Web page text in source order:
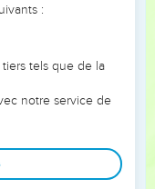
σοι ὅτι ἡ ἀδελφή
εἰπὲ οὖν αὐτῇ
Μάρθα Μάρθα,
γὰρ τὴν
:
tels que de la
notre service de